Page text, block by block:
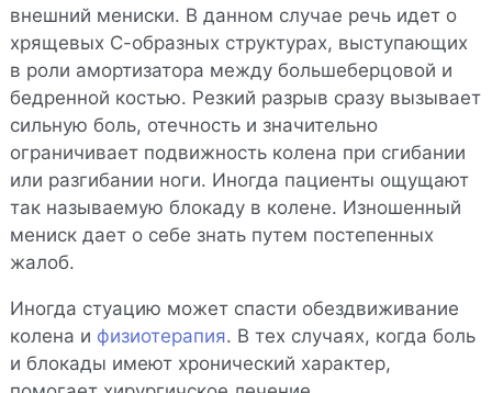
внешний мениски. В данном случае речь идет о
хрящевых С-образных структурах, выступающих
в роли амортизатора между большеберцовой и
бедренной костью. Резкий разрыв сразу вызывает
сильную боль, отечность и значительно
ограничивает подвижность колена при сгибании
или разгибании ноги. Иногда пациенты ощущают
так называемую блокаду в колене. Изношенный
мениск дает о себе знать путем постепенных
жалоб.
Иногда стуацию может спасти обездвиживание
колена и физиотерапия. В тех случаях, когда боль
и блокады имеют хронический характер,